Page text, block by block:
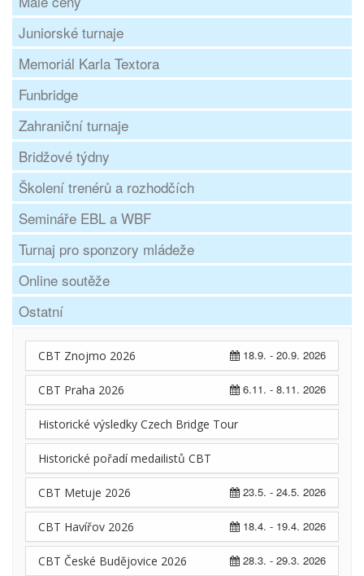
Juniorské turnaje
Memoriál Karla Textora
Funbridge
Zahraniční turnaje
Bridžové týdny
Školení trenérů a rozhodčích
Semináře EBL a WBF
Turnaj pro sponzory mládeže
Online soutěže
Ostatní
18.9. - 20.9. 2026
CBT Znojmo 2026
6.11. - 8.11. 2026
CBT Praha 2026
Historické výsledky Czech Bridge Tour
Historické pořadí medailistů CBT
23.5. - 24.5. 2026
CBT Metuje 2026
18.4. - 19.4. 2026
CBT Havířov 2026
28.3. - 29.3. 2026
CBT České Budějovice 2026